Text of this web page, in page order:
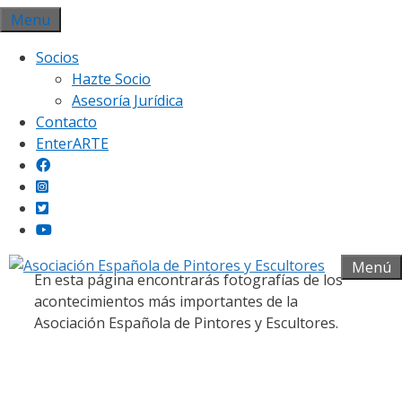
Saltar
al
contenido
Menu
Socios
Hazte Socio
Asesoría Jurídica
Contacto
EnterARTE
Menú
Galería fotográfica
En esta página encontrarás fotografías de los
acontecimientos más importantes de la
Asociación Española de Pintores y Escultores.